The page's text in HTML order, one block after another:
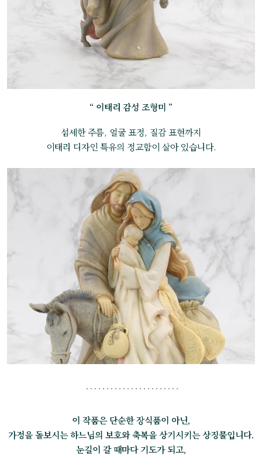
“ 이태리 감성 조형미 ”
섬세한 주름, 얼굴 표정, 질감 표현까지
이태리 디자인 특유의 정교함이 살아 있습니다.
이 작품은 단순한 장식품이 아닌,
가정을 돌보시는 하느님의 보호와 축복을 상기시키는 상징물입니다.
눈길이 갈 때마다 기도가 되고,